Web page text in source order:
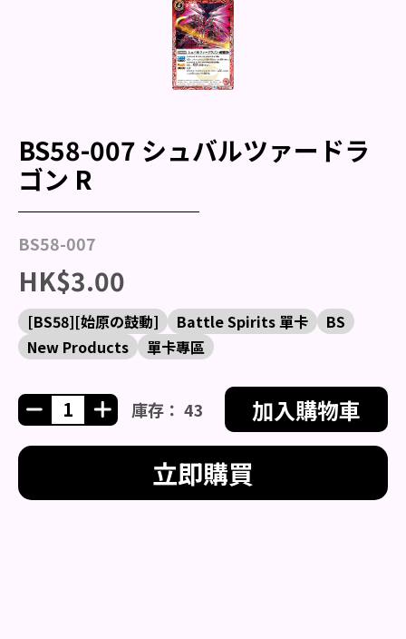
BS58-007 シュバルツァードラ
ゴン R
BS58-007
HK$3.00
[BS58][始原の鼓動] Battle Spirits 單卡
BS
New Products
單卡專區
庫存： 43 加入購物車
立即購買